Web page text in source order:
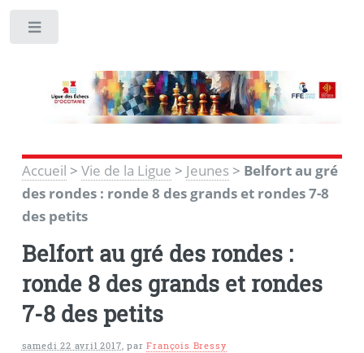
Accueil > Vie de la Ligue > Jeunes> Belfort au gré
des rondes : ronde 8 des grands et rondes 7-8
des petits
Belfort au gré des rondes :
ronde 8 des grands et rondes
7-8 des petits
samedi 22 avril 2017,parFrançois Bressy